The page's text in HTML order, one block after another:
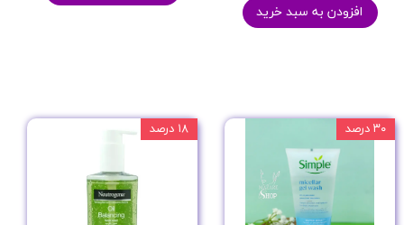
افزودن به سبد خرید
۳۰ درصد ۱۸ درصد